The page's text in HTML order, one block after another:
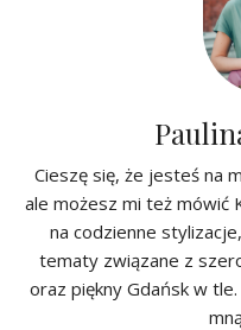
Cieszę się, że jesteś na
ale możesz mi też mówić
na codzienne
tematy związane z
oraz piękny Gdańsk w